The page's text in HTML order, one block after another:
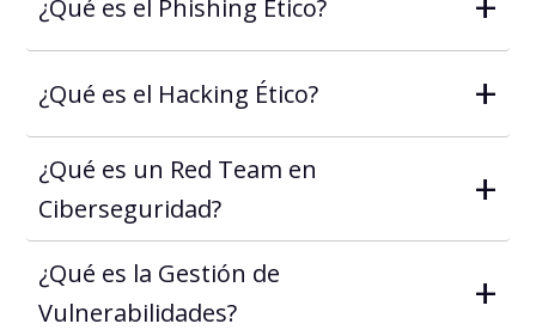
¿Qué es el Phishing Ético?
¿Qué es el Hacking Ético? +
¿Qué es un Red Team en
Ciberseguridad?
+
¿Qué es la Gestión de
Vulnerabilidades?
+